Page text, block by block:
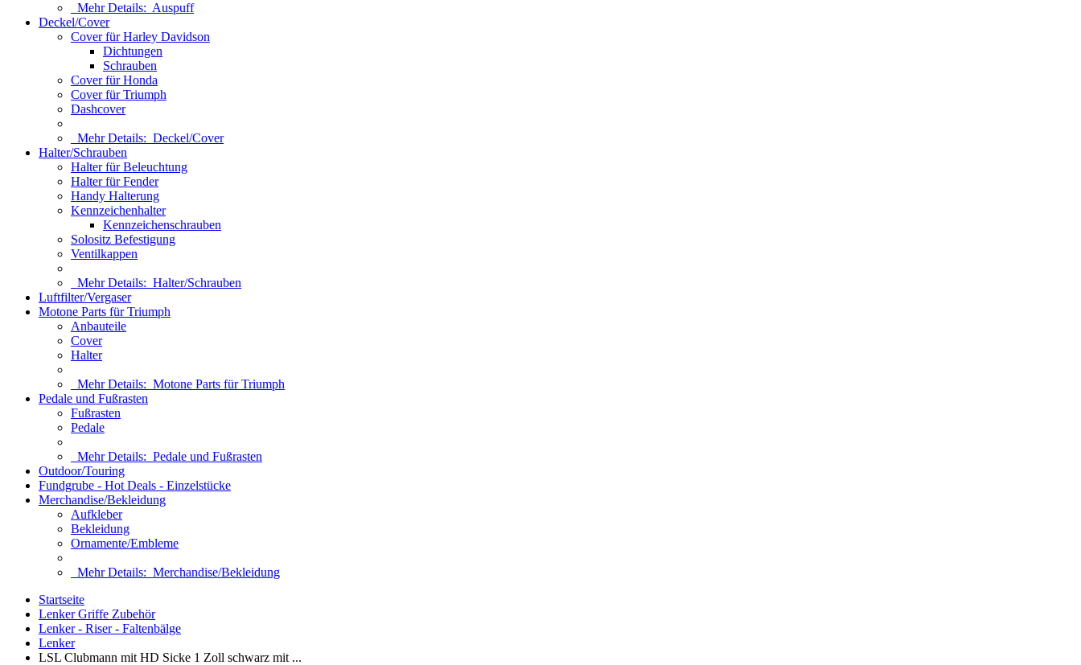
Mehr Details: Auspuff
Deckel/Cover
Cover für Harley Davidson
Dichtungen
Schrauben
Cover für Honda
Cover für Triumph
Dashcover
Mehr Details: Deckel/Cover
Halter/Schrauben
Halter für Beleuchtung
Halter für Fender
Handy Halterung
Kennzeichenhalter
Kennzeichenschrauben
Solositz Befestigung
Ventilkappen
Mehr Details: Halter/Schrauben
Luftfilter/Vergaser
Motone Parts für Triumph
Anbauteile
Cover
Halter
Mehr Details: Motone Parts für Triumph
Pedale und Fußrasten
Fußrasten
Pedale
Mehr Details: Pedale und Fußrasten
Outdoor/Touring
Fundgrube - Hot Deals - Einzelstücke
Merchandise/Bekleidung
Aufkleber
Bekleidung
Ornamente/Embleme
Mehr Details: Merchandise/Bekleidung
Startseite
Lenker Griffe Zubehör
Lenker - Riser - Faltenbälge
Lenker
LSL Clubmann mit HD Sicke 1 Zoll schwarz mit ...